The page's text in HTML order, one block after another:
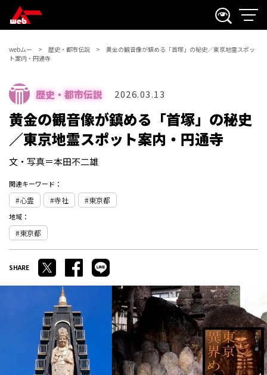
webムー 歴史・都市伝説
黄金の観音像が鎮める「首塚」の秘史／東京地霊スポッ
ト案内・円通寺
歴史・都市伝説 2026.03.13
黄金の観音像が鎮める「首塚」の秘史
／東京地霊スポット案内・円通寺
文・写真＝本田不二雄
関連キーワード：
心霊 寺社 東京都
地域：
東京都